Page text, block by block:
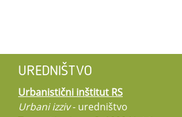
UREDNIŠTVO
Urbanistični inštitut RS
Urbani izziv- uredništvo